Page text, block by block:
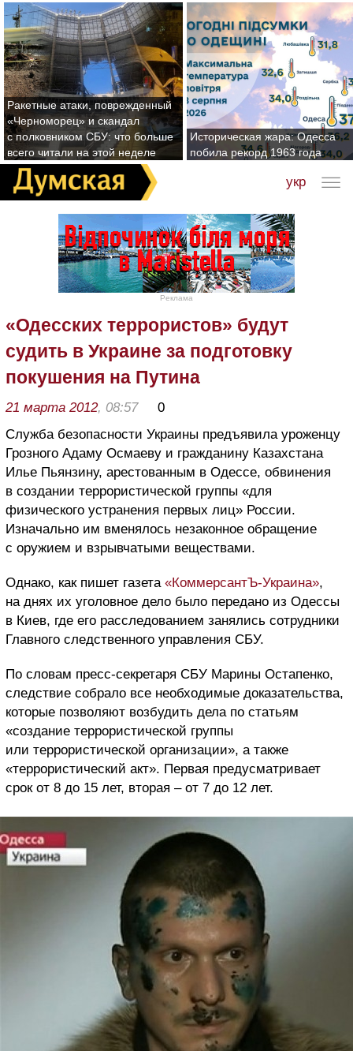
Ракетные атаки, поврежденный
«Черноморец» и скандал
с полковником СБУ: что больше
всего читали на этой неделе
Историческая жара: Одесса
побила рекорд 1963 года
укр
Реклама
«Одесских террористов» будут
судить в Украине за подготовку
покушения на Путина
21 марта 2012, 08:57
0
Служба безопасности Украины предъявила уроженцу
Грозного Адаму Осмаеву и гражданину Казахстана
Илье Пьянзину, арестованным в Одессе, обвинения
в создании террористической группы «для
физического устранения первых лиц» России.
Изначально им вменялось незаконное обращение
с оружием и взрывчатыми веществами.
Однако, как пишет газета «КоммерсантЪ-Украина»,
на днях их уголовное дело было передано из Одессы
в Киев, где его расследованием занялись сотрудники
Главного следственного управления СБУ.
По словам пресс-секретаря СБУ Марины Остапенко,
следствие собрало все необходимые доказательства,
которые позволяют возбудить дела по статьям
«создание террористической группы
или террористической организации», а также
«террористический акт». Первая предусматривает
срок от 8 до 15 лет, вторая – от 7 до 12 лет.